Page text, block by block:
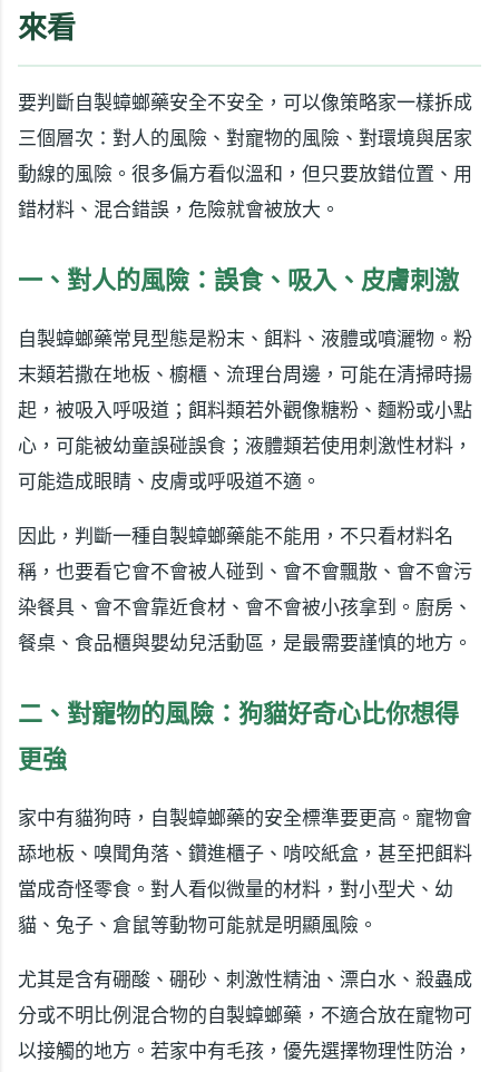
來看
要判斷自製蟑螂藥安全不安全，可以像策略家一樣拆成
三個層次：對人的風險、對寵物的風險、對環境與居家
動線的風險。很多偏方看似溫和，但只要放錯位置、用
錯材料、混合錯誤，危險就會被放大。
一、對人的風險：誤食、吸入、皮膚刺激
自製蟑螂藥常見型態是粉末、餌料、液體或噴灑物。粉
末類若撒在地板、櫥櫃、流理台周邊，可能在清掃時揚
起，被吸入呼吸道；餌料類若外觀像糖粉、麵粉或小點
心，可能被幼童誤碰誤食；液體類若使用刺激性材料，
可能造成眼睛、皮膚或呼吸道不適。
因此，判斷一種自製蟑螂藥能不能用，不只看材料名
稱，也要看它會不會被人碰到、會不會飄散、會不會污
染餐具、會不會靠近食材、會不會被小孩拿到。廚房、
餐桌、食品櫃與嬰幼兒活動區，是最需要謹慎的地方。
二、對寵物的風險：狗貓好奇心比你想得
更強
家中有貓狗時，自製蟑螂藥的安全標準要更高。寵物會
舔地板、嗅聞角落、鑽進櫃子、啃咬紙盒，甚至把餌料
當成奇怪零食。對人看似微量的材料，對小型犬、幼
貓、兔子、倉鼠等動物可能就是明顯風險。
尤其是含有硼酸、硼砂、刺激性精油、漂白水、殺蟲成
分或不明比例混合物的自製蟑螂藥，不適合放在寵物可
以接觸的地方。若家中有毛孩，優先選擇物理性防治，